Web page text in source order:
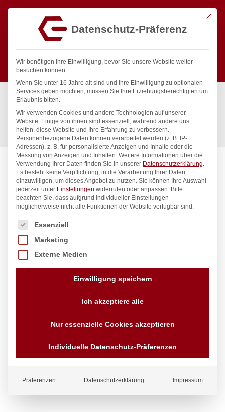
Suchen
Start / Gastronomiebedarf & Gastro Geräte für Profis
Hygiene & Lagerung
Möbel
Regal mit 4 Böden – zur Selbstmontage, HENDI, Kitchen Line,
1000x600x(H)1800mm
Mit
Datenschutz-Präferenz
Wir benötigen Ihre Einwilligung, bevor Sie unsere Website weiter
besuchen können.
Wenn Sie unter 16 Jahre alt sind und Ihre Einwilligung zu optionalen
Services geben möchten, müssen Sie Ihre Erziehungsberechtigten um
Erlaubnis bitten.
Wir verwenden Cookies und andere Technologien auf unserer
Website. Einige von ihnen sind essenziell, während andere uns
helfen, diese Website und Ihre Erfahrung zu verbessern.
Personenbezogene Daten können verarbeitet werden (z. B. IP-
Adressen), z. B. für personalisierte Anzeigen und Inhalte oder die
Messung von Anzeigen und Inhalten. Weitere Informationen über die
Verwendung Ihrer Daten finden Sie in unserer Datenschutzerklärung.
Es besteht keine Verpflichtung, in die Verarbeitung Ihrer Daten
einzuwilligen, um dieses Angebot zu nutzen. Sie können Ihre Auswahl
jederzeit unter Einstellungen widerrufen oder anpassen. Bitte
beachten Sie, dass aufgrund individueller Einstellungen
möglicherweise nicht alle Funktionen der Website verfügbar sind.
Es folgt eine Liste der Service-Gruppen, für die eine
Essenziell
Marketing
Externe Medien
Einwilligung speichern
Ich akzeptiere alle
Nur essenzielle Cookies akzeptieren
Individuelle Datenschutz-Präferenzen
Präferenzen Datenschutzerklärung Impressum